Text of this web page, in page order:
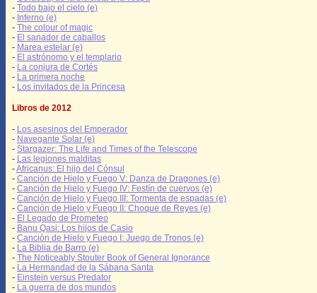
- Todo bajo el cielo (e)
- Inferno (e)
- The colour of magic
- El sanador de caballos
- Marea estelar (e)
- El astrónomo y el templario
- La conjura de Cortés
- La primera noche
- Los invitados de la Princesa
Libros de 2012
- Los asesinos del Emperador
- Navegante Solar (e)
- Stargazer: The Life and Times of the Telescope
- Las legiones malditas
-Africanus: El hijo del Cónsul
- Canción de Hielo y Fuego V: Danza de Dragones (e)
- Canción de Hielo y Fuego IV: Festín de cuervos (e)
- Canción de Hielo y Fuego III: Tormenta de espadas (e)
- Canción de Hielo y Fuego II: Choque de Reyes (e)
- El Legado de Prometeo
- Banu Qasi: Los hijos de Casio
- Canción de Hielo y Fuego I: Juego de Tronos (e)
- La Biblia de Barro (e)
- The Noticeably Stouter Book of General Ignorance
- La Hermandad de la Sábana Santa
- Einstein versus Predator
- La guerra de dos mundos